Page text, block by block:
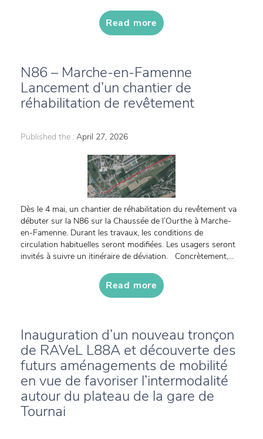
Read more
N86 – Marche-en-Famenne
Lancement d’un chantier de
réhabilitation de revêtement
Published the : April 27, 2026
Dès le 4 mai, un chantier de réhabilitation du revêtement va
débuter sur la N86 sur la Chaussée de l’Ourthe à Marche-
en-Famenne. Durant les travaux, les conditions de
circulation habituelles seront modifiées. Les usagers seront
invités à suivre un itinéraire de déviation. Concrètement,...
Read more
Inauguration d’un nouveau tronçon
de RAVeL L88A et découverte des
futurs aménagements de mobilité
en vue de favoriser l’intermodalité
autour du plateau de la gare de
Tournai